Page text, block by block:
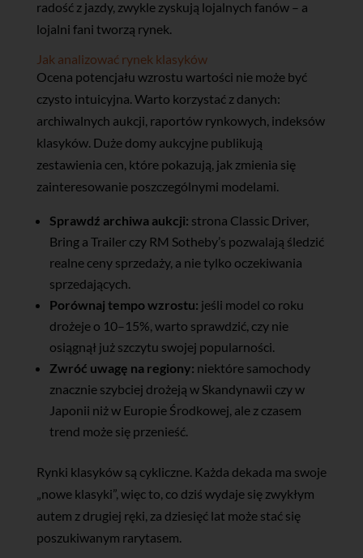
radość z jazdy, zwykle zyskują lojalnych fanów – a
lojalni fani tworzą rynek.
Jak analizować rynek klasyków
Ocena potencjału wzrostu wartości nie może być
czysto intuicyjna. Warto korzystać z danych:
archiwalnych aukcji, raportów rynkowych, indeksów
klasyków. Duże domy aukcyjne publikują
zestawienia cen, które pokazują, jak zmienia się
zainteresowanie poszczególnymi modelami.
Sprawdź archiwa aukcji: strona Classic Driver,
Bring a Trailer czy RM Sotheby’s pozwalają śledzić
realne ceny sprzedaży, a nie tylko oczekiwania
sprzedających.
Porównaj tempo wzrostu: jeśli model co roku
drożeje o 10–15%, warto sprawdzić, czy nie
osiągnął już szczytu swojej popularności.
Zwróć uwagę na regiony: niektóre samochody
znacznie szybciej drożeją w Skandynawii czy w
Japonii niż w Europie Środkowej, ale z czasem
trend może się przenieść.
Rynki klasyków są cykliczne. Każda dekada ma swoje
„nowe klasyki”, więc to, co dziś wydaje się zwykłym
autem z drugiej ręki, za dziesięć lat może stać się
poszukiwanym rarytasem.